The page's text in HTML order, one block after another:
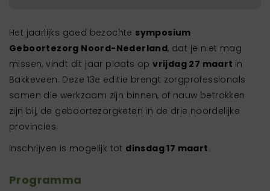
Het jaarlijks goed bezochte symposium
Geboortezorg Noord-Nederland, dat je niet mag
missen, vindt dit jaar plaats opvrijdag 27 maart in
Bakkeveen. Deze 13e editie brengt zorgprofessionals
samen die werkzaam zijn binnen, of nauw betrokken
zijn bij, de geboortezorgketen in de drie noordelijke
provincies.
Inschrijven is mogelijk tot dinsdag 17 maart.
Programma